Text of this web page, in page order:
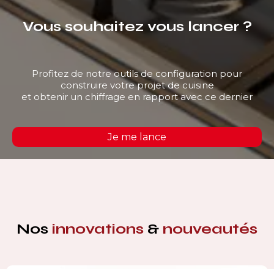
Vous souhaitez vous lancer ?
Profitez de notre outils de configuration pour
construire votre projet de cuisine
et obtenir un chiffrage en rapport avec ce dernier
Je me lance
Nos innovations & nouveautés